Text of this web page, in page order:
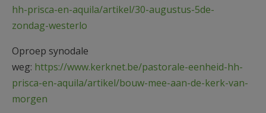
hh-prisca-en-aquila/artikel/30-augustus-5de-
zondag-westerlo
Oproep synodale
weg: https://www.kerknet.be/pastorale-eenheid-hh-
prisca-en-aquila/artikel/bouw-mee-aan-de-kerk-van-
morgen